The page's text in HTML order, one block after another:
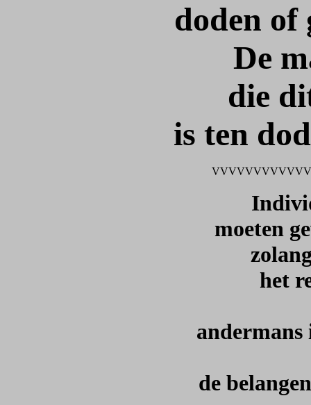
doden of
De
die
is ten
moeten
het
de